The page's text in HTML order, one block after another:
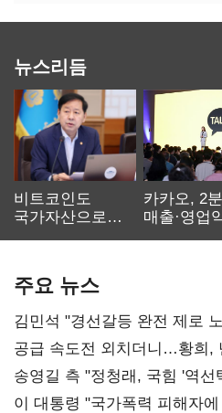
뉴스리듬
비트코인도
국가자산으로…'
카카오, 2
매출·영업
주요 뉴스
김민석 "경선갈등 완전 제로
사과부터"
공급 속도전 외치더니…황희,
리모델링' 제안
송영길 측 "정청래, 국힘 '역
총선 지휘 못해"
이 대통령 "국가폭력 피해자